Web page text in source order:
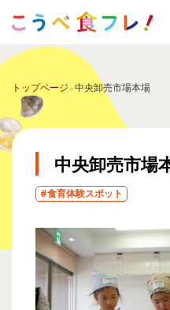
トップページ 中央卸売市場本場
中央卸売市場
#食育体験スポット